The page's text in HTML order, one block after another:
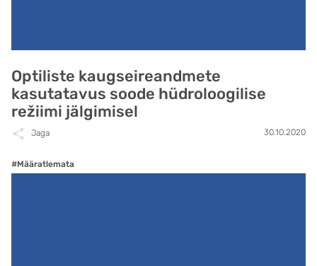
Optiliste kaugseireandmete
kasutatavus soode hüdroloogilise
režiimi jälgimisel
Jaga 30.10.2020
#Määratlemata